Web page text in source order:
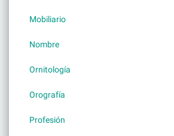
Mobiliario
Nombre
Ornitología
Orografía
Profesión